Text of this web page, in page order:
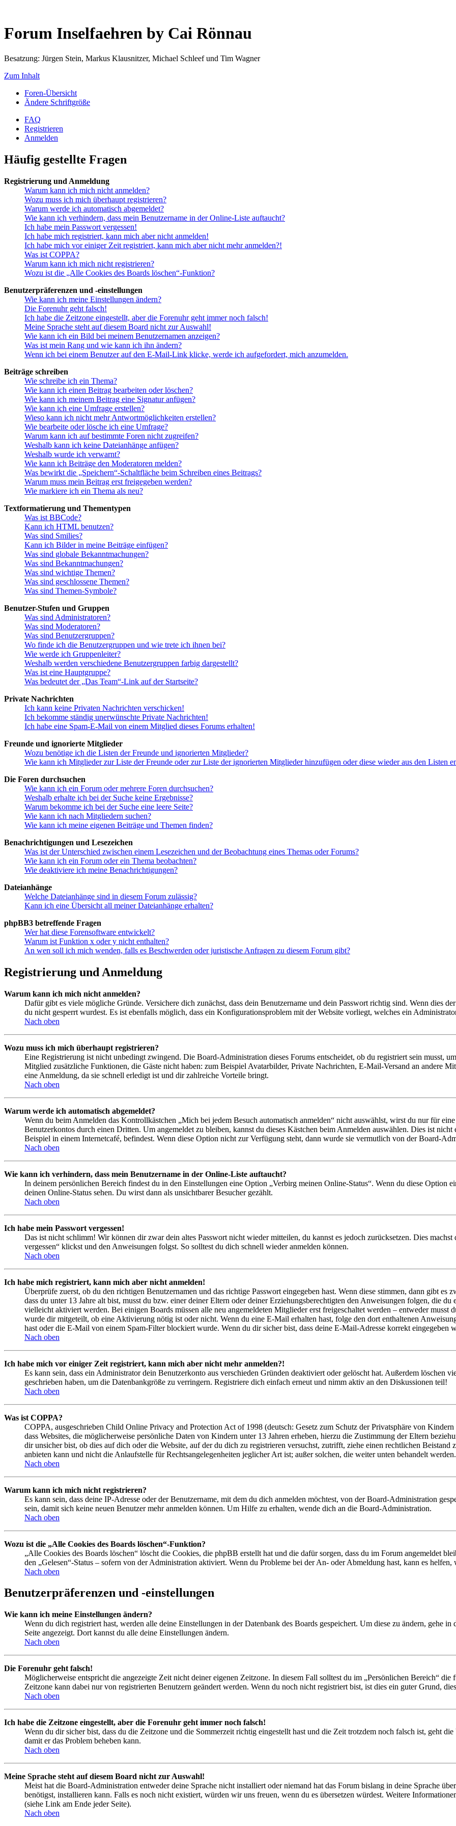
Forum Inselfaehren by Cai Rönnau
Besatzung: Jürgen Stein, Markus Klausnitzer, Michael Schleef und Tim Wagner
Zum Inhalt
Foren-Übersicht
Ändere Schriftgröße
FAQ
Registrieren
Anmelden
Häufig gestellte Fragen
Registrierung und Anmeldung
Warum kann ich mich nicht anmelden?
Wozu muss ich mich überhaupt registrieren?
Warum werde ich automatisch abgemeldet?
Wie kann ich verhindern, dass mein Benutzername in der Online-Liste auftaucht?
Ich habe mein Passwort vergessen!
Ich habe mich registriert, kann mich aber nicht anmelden!
Ich habe mich vor einiger Zeit registriert, kann mich aber nicht mehr anmelden?!
Was ist COPPA?
Warum kann ich mich nicht registrieren?
Wozu ist die „Alle Cookies des Boards löschen“-Funktion?
Benutzerpräferenzen und -einstellungen
Wie kann ich meine Einstellungen ändern?
Die Forenuhr geht falsch!
Ich habe die Zeitzone eingestellt, aber die Forenuhr geht immer noch falsch!
Meine Sprache steht auf diesem Board nicht zur Auswahl!
Wie kann ich ein Bild bei meinem Benutzernamen anzeigen?
Was ist mein Rang und wie kann ich ihn ändern?
Wenn ich bei einem Benutzer auf den E-Mail-Link klicke, werde ich aufgefordert, mich anzumelden.
Beiträge schreiben
Wie schreibe ich ein Thema?
Wie kann ich einen Beitrag bearbeiten oder löschen?
Wie kann ich meinem Beitrag eine Signatur anfügen?
Wie kann ich eine Umfrage erstellen?
Wieso kann ich nicht mehr Antwortmöglichkeiten erstellen?
Wie bearbeite oder lösche ich eine Umfrage?
Warum kann ich auf bestimmte Foren nicht zugreifen?
Weshalb kann ich keine Dateianhänge anfügen?
Weshalb wurde ich verwarnt?
Wie kann ich Beiträge den Moderatoren melden?
Was bewirkt die „Speichern“-Schaltfläche beim Schreiben eines Beitrags?
Warum muss mein Beitrag erst freigegeben werden?
Wie markiere ich ein Thema als neu?
Textformatierung und Thementypen
Was ist BBCode?
Kann ich HTML benutzen?
Was sind Smilies?
Kann ich Bilder in meine Beiträge einfügen?
Was sind globale Bekanntmachungen?
Was sind Bekanntmachungen?
Was sind wichtige Themen?
Was sind geschlossene Themen?
Was sind Themen-Symbole?
Benutzer-Stufen und Gruppen
Was sind Administratoren?
Was sind Moderatoren?
Was sind Benutzergruppen?
Wo finde ich die Benutzergruppen und wie trete ich ihnen bei?
Wie werde ich Gruppenleiter?
Weshalb werden verschiedene Benutzergruppen farbig dargestellt?
Was ist eine Hauptgruppe?
Was bedeutet der „Das Team“-Link auf der Startseite?
Private Nachrichten
Ich kann keine Privaten Nachrichten verschicken!
Ich bekomme ständig unerwünschte Private Nachrichten!
Ich habe eine Spam-E-Mail von einem Mitglied dieses Forums erhalten!
Freunde und ignorierte Mitglieder
Wozu benötige ich die Listen der Freunde und ignorierten Mitglieder?
Wie kann ich Mitglieder zur Liste der Freunde oder zur Liste der ignorierten Mitglieder hinzufügen oder diese wieder aus den Listen
Die Foren durchsuchen
Wie kann ich ein Forum oder mehrere Foren durchsuchen?
Weshalb erhalte ich bei der Suche keine Ergebnisse?
Warum bekomme ich bei der Suche eine leere Seite?
Wie kann ich nach Mitgliedern suchen?
Wie kann ich meine eigenen Beiträge und Themen finden?
Benachrichtigungen und Lesezeichen
Was ist der Unterschied zwischen einem Lesezeichen und der Beobachtung eines Themas oder Forums?
Wie kann ich ein Forum oder ein Thema beobachten?
Wie deaktiviere ich meine Benachrichtigungen?
Dateianhänge
Welche Dateianhänge sind in diesem Forum zulässig?
Kann ich eine Übersicht all meiner Dateianhänge erhalten?
phpBB3 betreffende Fragen
Wer hat diese Forensoftware entwickelt?
Warum ist Funktion x oder y nicht enthalten?
An wen soll ich mich wenden, falls es Beschwerden oder juristische Anfragen zu diesem Forum gibt?
Registrierung und Anmeldung
Warum kann ich mich nicht anmelden?
Dafür gibt es viele mögliche Gründe. Versichere dich zunächst, dass dein Benutzername und dein Passwort richtig sind. Wenn dies
du nicht gesperrt wurdest. Es ist ebenfalls möglich, dass ein Konfigurationsproblem mit der Website vorliegt, welches ein
Nach oben
Wozu muss ich mich überhaupt registrieren?
Eine Registrierung ist nicht unbedingt zwingend. Die Board-Administration dieses Forums entscheidet, ob du registriert sein musst,
Mitglied zusätzliche Funktionen, die Gäste nicht haben: zum Beispiel Avatarbilder, Private Nachrichten, E-Mail-Versand an andere
eine Anmeldung, da sie schnell erledigt ist und dir zahlreiche Vorteile bringt.
Nach oben
Warum werde ich automatisch abgemeldet?
Wenn du beim Anmelden das Kontrollkästchen „Mich bei jedem Besuch automatisch anmelden“ nicht auswählst, wirst du nur für
Benutzerkontos durch einen Dritten. Um angemeldet zu bleiben, kannst du dieses Kästchen beim Anmelden auswählen. Dies ist
Beispiel in einem Internetcafé, befindest. Wenn diese Option nicht zur Verfügung steht, dann wurde sie vermutlich von der Board-
Nach oben
Wie kann ich verhindern, dass mein Benutzername in der Online-Liste auftaucht?
In deinem persönlichen Bereich findest du in den Einstellungen eine Option „Verbirg meinen Online-Status“. Wenn du diese Option
deinen Online-Status sehen. Du wirst dann als unsichtbarer Besucher gezählt.
Nach oben
Ich habe mein Passwort vergessen!
Das ist nicht schlimm! Wir können dir zwar dein altes Passwort nicht wieder mitteilen, du kannst es jedoch zurücksetzen. Dies
vergessen“ klickst und den Anweisungen folgst. So solltest du dich schnell wieder anmelden können.
Nach oben
Ich habe mich registriert, kann mich aber nicht anmelden!
Überprüfe zuerst, ob du den richtigen Benutzernamen und das richtige Passwort eingegeben hast. Wenn diese stimmen, dann gibt es
dass du unter 13 Jahre alt bist, musst du bzw. einer deiner Eltern oder deiner Erziehungsberechtigten den Anweisungen folgen, die
vielleicht aktiviert werden. Bei einigen Boards müssen alle neu angemeldeten Mitglieder erst freigeschaltet werden – entweder musst
wurde dir mitgeteilt, ob eine Aktivierung nötig ist oder nicht. Wenn du eine E-Mail erhalten hast, folge den dort enthaltenen
hast oder die E-Mail von einem Spam-Filter blockiert wurde. Wenn du dir sicher bist, dass deine E-Mail-Adresse korrekt eingegeben
Nach oben
Ich habe mich vor einiger Zeit registriert, kann mich aber nicht mehr anmelden?!
Es kann sein, dass ein Administrator dein Benutzerkonto aus verschieden Gründen deaktiviert oder gelöscht hat. Außerdem löschen
geschrieben haben, um die Datenbankgröße zu verringern. Registriere dich einfach erneut und nimm aktiv an den Diskussionen teil!
Nach oben
Was ist COPPA?
COPPA, ausgeschrieben Child Online Privacy and Protection Act of 1998 (deutsch: Gesetz zum Schutz der Privatsphäre von
dass Websites, die möglicherweise persönliche Daten von Kindern unter 13 Jahren erheben, hierzu die Zustimmung der Eltern
dir unsicher bist, ob dies auf dich oder die Website, auf der du dich zu registrieren versuchst, zutrifft, ziehe einen rechtlichen Beistand
anbieten kann und nicht die Anlaufstelle für Rechtsangelegenheiten jeglicher Art ist; außer solchen, die weiter unten behandelt werden.
Nach oben
Warum kann ich mich nicht registrieren?
Es kann sein, dass deine IP-Adresse oder der Benutzername, mit dem du dich anmelden möchtest, von der Board-Administration
sein, damit sich keine neuen Benutzer mehr anmelden können. Um Hilfe zu erhalten, wende dich an die Board-Administration.
Nach oben
Wozu ist die „Alle Cookies des Boards löschen“-Funktion?
„Alle Cookies des Boards löschen“ löscht die Cookies, die phpBB erstellt hat und die dafür sorgen, dass du im Forum angemeldet
den „Gelesen“-Status – sofern von der Administration aktiviert. Wenn du Probleme bei der An- oder Abmeldung hast, kann es
Nach oben
Benutzerpräferenzen und -einstellungen
Wie kann ich meine Einstellungen ändern?
Wenn du dich registriert hast, werden alle deine Einstellungen in der Datenbank des Boards gespeichert. Um diese zu ändern, gehe
Seite angezeigt. Dort kannst du alle deine Einstellungen ändern.
Nach oben
Die Forenuhr geht falsch!
Möglicherweise entspricht die angezeigte Zeit nicht deiner eigenen Zeitzone. In diesem Fall solltest du im „Persönlichen Bereich“
Zeitzone kann dabei nur von registrierten Benutzern geändert werden. Wenn du noch nicht registriert bist, ist dies ein guter Grund,
Nach oben
Ich habe die Zeitzone eingestellt, aber die Forenuhr geht immer noch falsch!
Wenn du dir sicher bist, dass du die Zeitzone und die Sommerzeit richtig eingestellt hast und die Zeit trotzdem noch falsch ist, geht
damit er das Problem beheben kann.
Nach oben
Meine Sprache steht auf diesem Board nicht zur Auswahl!
Meist hat die Board-Administration entweder deine Sprache nicht installiert oder niemand hat das Forum bislang in deine Sprache
benötigst, installieren kann. Falls es noch nicht existiert, würden wir uns freuen, wenn du es übersetzen würdest. Weitere
(siehe Link am Ende jeder Seite).
Nach oben